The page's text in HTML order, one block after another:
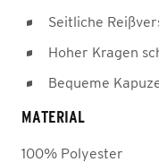
Seitliche
Hoher Kragen
Bequeme
MATERIAL
100% Polyester